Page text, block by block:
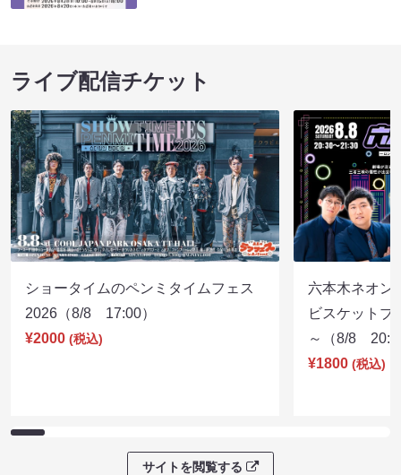
ライブ配信チケット
ショータイムのペンミタイムフェス
2026（8/8 17:00）
¥2000 (税込)
六本木ネオン
ビスケットブ
～（8/8
¥1800 (税込)
サイトを閲覧する